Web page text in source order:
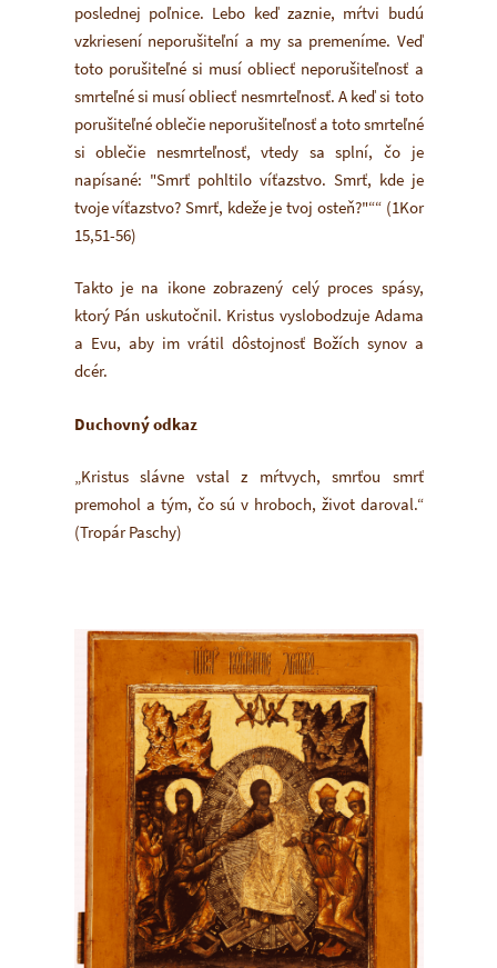
poslednej poľnice. Lebo keď zaznie, mŕtvi budú
vzkriesení neporušiteľní a my sa premeníme. Veď
toto porušiteľné si musí obliecť neporušiteľnosť a
smrteľné si musí obliecť nesmrteľnosť. A keď si toto
porušiteľné oblečie neporušiteľnosť a toto smrteľné
si oblečie nesmrteľnosť, vtedy sa splní, čo je
napísané: "Smrť pohltilo víťazstvo. Smrť, kde je
tvoje víťazstvo? Smrť, kdeže je tvoj osteň?"““ (1Kor
15,51-56)
Takto je na ikone zobrazený celý proces spásy,
ktorý Pán uskutočnil. Kristus vyslobodzuje Adama
a Evu, aby im vrátil dôstojnosť Božích synov a
dcér.
Duchovný odkaz
„Kristus slávne vstal z mŕtvych, smrťou smrť
premohol a tým, čo sú v hroboch, život daroval.“
(Tropár Paschy)